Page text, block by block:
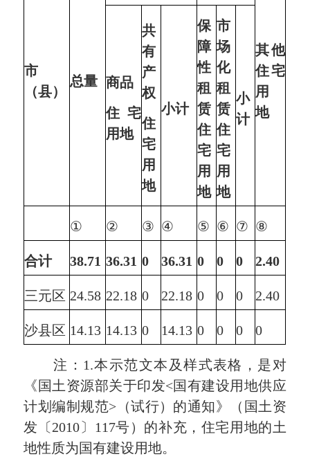
市
（县）
总量
其他
住宅
用
地
商品
住宅
用地
共
有
产
权
住
宅
用
地
小计
保
障
性
租
赁
住
宅
用
地
市
场
化
租
赁
住
宅
用
地
小
计
① ② ③ ④ ⑤ ⑥ ⑦ ⑧
合计 38.71 36.31 0 36.31 0 0 0 2.40
三元区 24.58 22.18 0 22.18 0 0 0 2.40
沙县区 14.13 14.13 0 14.13 0 0 0 0
注：1.本示范文本及样式表格，是对
《国土资源部关于印发<国有建设用地供应
计划编制规范>（试行）的通知》（国土资
发〔2010〕117号）的补充，住宅用地的土
地性质为国有建设用地。